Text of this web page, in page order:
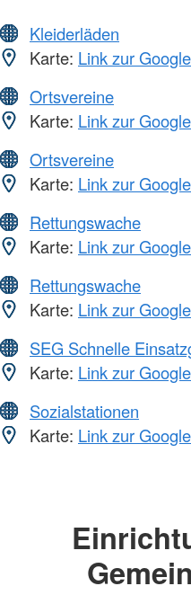
Kleiderläden
Karte: Link zur
Ortsvereine
Karte: Link zur
Ortsvereine
Karte: Link zur
Rettungswache
Karte: Link zur
Rettungswache
Karte: Link zur
SEG Schnelle
Karte: Link zur
Sozialstationen
Karte: Link zur